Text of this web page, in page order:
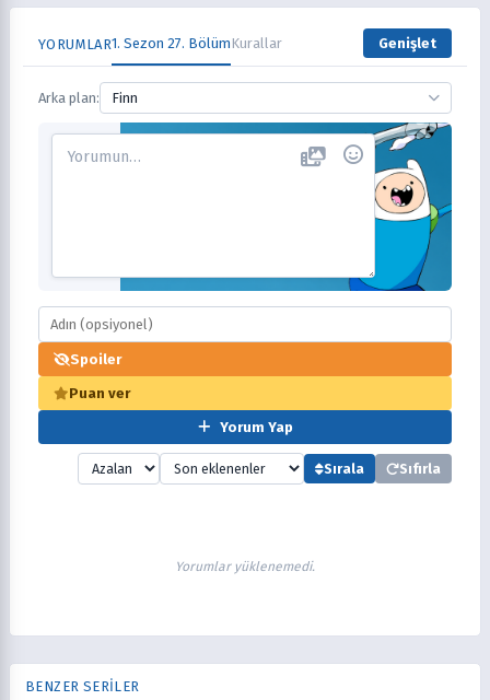
YORUMLAR1. Sezon 27. BölümKurallar Genişlet
Arka plan: Finn
Spoiler
Puan ver
Yorum Yap
Sırala Sıfırla
Yorumlar yüklenemedi.
BENZER SERİLER